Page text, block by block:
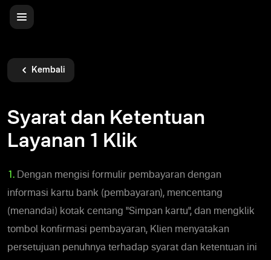
Kembali
Syarat dan Ketentuan
Layanan 1 Klik
1. Dengan mengisi formulir pembayaran dengan
informasi kartu bank (pembayaran), mencentang
(menandai) kotak centang "Simpan kartu", dan mengklik
tombol konfirmasi pembayaran, Klien menyatakan
persetujuan penuhnya terhadap syarat dan ketentuan ini